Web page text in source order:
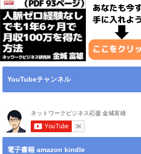
YouTubeチャンネル
電子書籍 amazon kindle